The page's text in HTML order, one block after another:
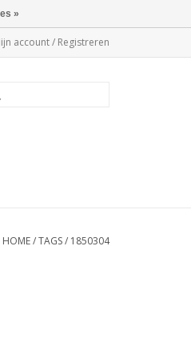
account / Registreren
HOME/TAGS/ 1850304
»